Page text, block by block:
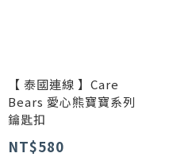
【 泰國連線 】Care
Bears 愛心熊寶寶系列
鑰匙扣
NT$580